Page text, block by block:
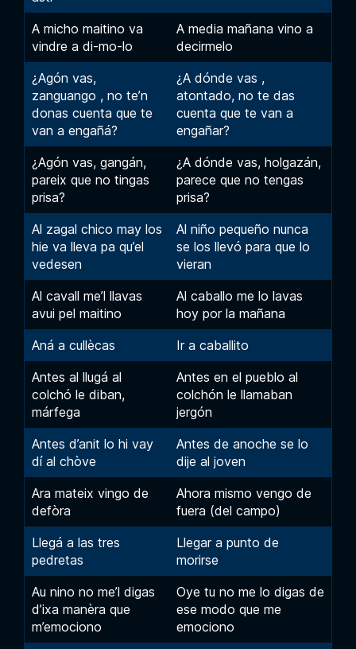
A micho maitino va
vindre a di-mo-lo
A media mañana vino a
decirmelo
¿Agón vas,
zanguango , no te’n
donas cuenta que te
van a engañá?
¿A dónde vas ,
atontado, no te das
cuenta que te van a
engañar?
¿Agón vas, gangán,
pareix que no tingas
prisa?
¿A dónde vas, holgazán,
parece que no tengas
prisa?
Al zagal chico may los
hie va lleva pa qu’el
vedesen
Al niño pequeño nunca
se los llevó para que lo
vieran
Al cavall me’l llavas
avui pel maitino
Al caballo me lo lavas
hoy por la mañana
Aná a cullècas
Ir a caballito
Antes al llugá al
colchó le diban,
márfega
Antes en el pueblo al
colchón le llamaban
jergón
Antes d’anit lo hi vay
dí al chòve
Antes de anoche se lo
dije al joven
Ara mateix vingo de
defòra
Ahora mismo vengo de
fuera (del campo)
Llegá a las tres
pedretas
Llegar a punto de
morirse
Au nino no me’l digas
d’ixa manèra que
m’emociono
Oye tu no me lo digas de
ese modo que me
emociono